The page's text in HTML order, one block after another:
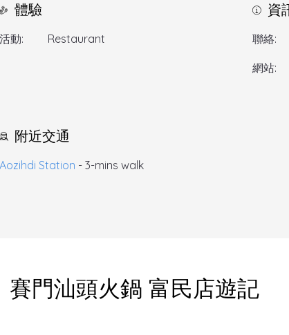
體驗
活動: Restaurant
資
聯絡:
網站:
附近交通
Aozihdi Station - 3-mins walk
賽門汕頭火鍋 富民店遊記